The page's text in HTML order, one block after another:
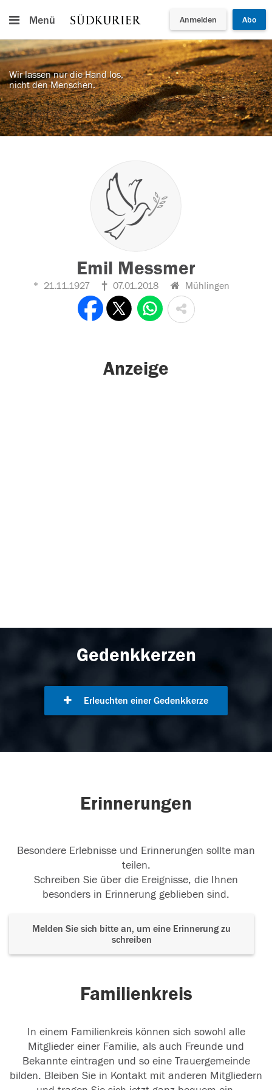
Menü Anmelden Abo
Wir lassen nur die Hand los,
nicht den Menschen.
Emil Messmer
21.11.1927 07.01.2018 Mühlingen
Anzeige
Gedenkkerzen
Erleuchten einer Gedenkkerze
Erinnerungen
Besondere Erlebnisse und Erinnerungen sollte man
teilen.
Schreiben Sie über die Ereignisse, die Ihnen
besonders in Erinnerung geblieben sind.
Melden Sie sich bitte an, um eine Erinnerung zu
schreiben
Familienkreis
In einem Familienkreis können sich sowohl alle
Mitglieder einer Familie, als auch Freunde und
Bekannte eintragen und so eine Trauergemeinde
bilden. Bleiben Sie in Kontakt mit anderen Mitgliedern